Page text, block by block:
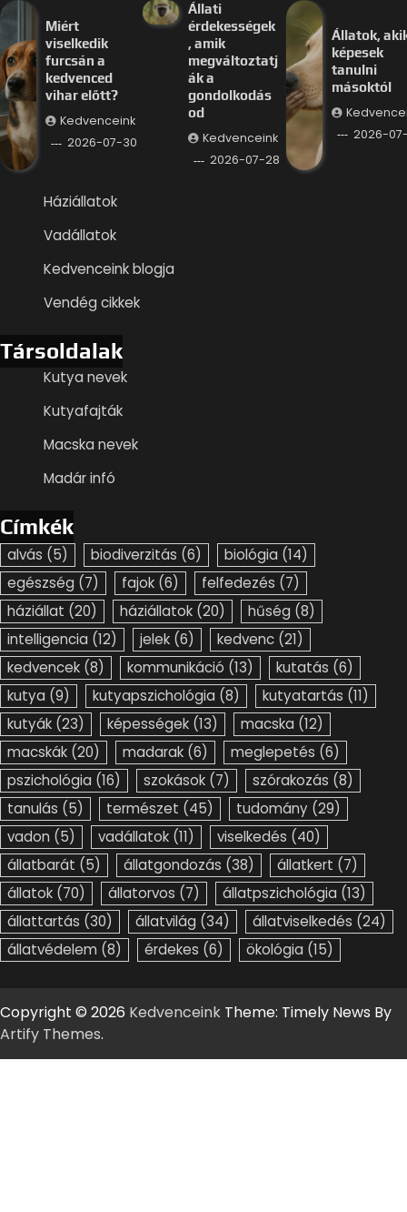
Miért
viselkedik
furcsán a
kedvenced
vihar előtt?
Kedvenceink
2026-07-30
Állati
érdekességek
, amik
megváltoztatj
ák a
gondolkodás
od
Kedvenceink
2026-07-28
Állatok,
képesek
tanulni
másoktól
2026-
Háziállatok
Vadállatok
Kedvenceink blogja
Vendég cikkek
Társoldalak
Kutya nevek
Kutyafajták
Macska nevek
Madár infó
Címkék
alvás (5) biodiverzitás (6) biológia (14)
egészség (7) fajok (6) felfedezés (7)
háziállat (20) háziállatok (20) hűség (8)
intelligencia (12) jelek (6) kedvenc (21)
kedvencek (8) kommunikáció (13) kutatás (6)
kutya (9) kutyapszichológia (8) kutyatartás (11)
kutyák (23) képességek (13) macska (12)
macskák (20) madarak (6) meglepetés (6)
pszichológia (16) szokások (7) szórakozás (8)
tanulás (5) természet (45) tudomány (29)
vadon (5) vadállatok (11) viselkedés (40)
állatbarát (5) állatgondozás (38) állatkert (7)
állatok (70) állatorvos (7) állatpszichológia (13)
állattartás (30) állatvilág (34) állatviselkedés (24)
állatvédelem (8) érdekes (6) ökológia (15)
Copyright © 2026 Kedvenceink Theme: Timely News By
Artify Themes.